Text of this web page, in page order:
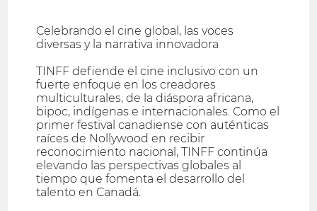
Celebrando el cine global, las voces
diversas y la narrativa innovadora
TINFF defiende el cine inclusivo con un
fuerte enfoque en los creadores
multiculturales, de la diáspora africana,
bipoc, indígenas e internacionales. Como el
primer festival canadiense con auténticas
raíces de Nollywood en recibir
reconocimiento nacional, TINFF continúa
elevando las perspectivas globales al
tiempo que fomenta el desarrollo del
talento en Canadá.